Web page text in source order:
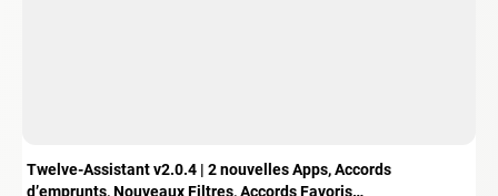
Twelve-Assistant v2.0.4 | 2 nouvelles Apps, Accords
d’emprunts, Nouveaux Filtres, Accords Favoris…